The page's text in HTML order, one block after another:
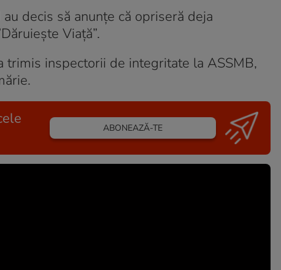
decis să anunțe că opriseră deja
Viață”.
trimis inspectorii de integritate la ASSMB,
ABONEAZĂ-TE